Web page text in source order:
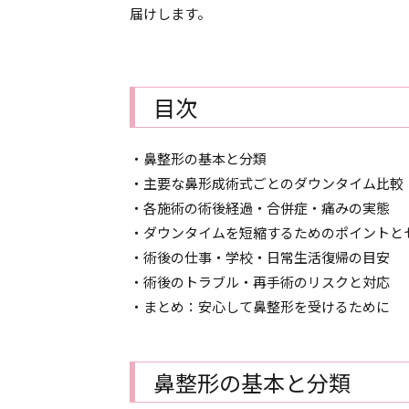
届けします。
目次
・鼻整形の基本と分類
・主要な鼻形成術式ごとのダウンタイム比較
・各施術の術後経過・合併症・痛みの実態
・ダウンタイムを短縮するためのポイントと
・術後の仕事・学校・日常生活復帰の目安
・術後のトラブル・再手術のリスクと対応
・まとめ：安心して鼻整形を受けるために
鼻整形の基本と分類